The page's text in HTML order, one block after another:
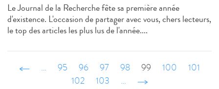
Le Journal de la Recherche fête sa première année
d'existence. L'occasion de partager avec vous, chers lecteurs,
le top des articles les plus lus de l'année....
‹ précédent
… 95 96 97 98 99 100
101
102
103 … suivant ›